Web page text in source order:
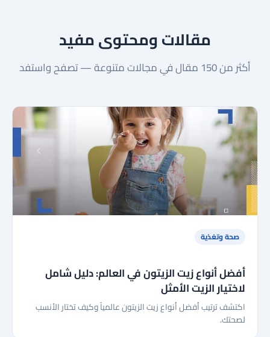
مقالات ومحتوى مفيد
أكثر من 150 مقال في مجالات متنوعة — تصفح واستفد
صحة وتغذية
أفضل أنواع زيت الزيتون في العالم: دليل شامل
لاختيار الزيت الأمثل
اكتشف ترتيب أفضل أنواع زيت الزيتون عالمياً وكيف تختار الأنسب
لصحتك.